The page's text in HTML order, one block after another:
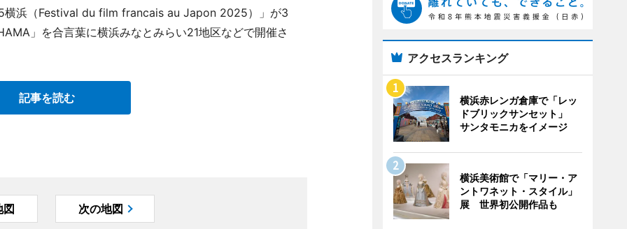
横浜（Festival du film francais au Japon 2025）」が3
」を合言葉に横浜みなとみらい21地区などで開催さ
記事を読む
図 次の地図
アクセスランキング
横浜赤レンガ倉庫で「レッ
ドブリックサンセット」
サンタモニカをイメージ
横浜美術館で「マリー・ア
ントワネット・スタイル」
展 世界初公開作品も